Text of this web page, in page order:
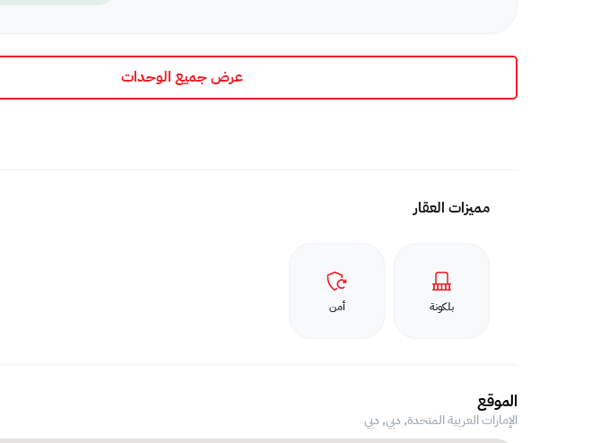
عرض جميع الوحدات
مميزات العقار
بلكونة أمن
الموقع
الإمارات العربية المتحدة, دبي, دبي